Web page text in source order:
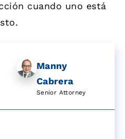
cuando uno está
Manny
Cabrera
Senior Attorney